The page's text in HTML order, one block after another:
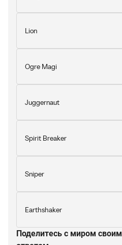
Lion
Ogre Magi
Juggernaut
Spirit Breaker
Sniper
Earthshaker
Поделитесь c миром своим